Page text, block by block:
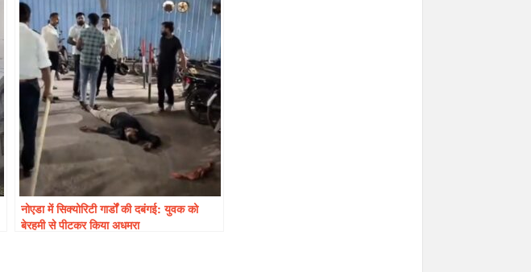
नोएडा में सिक्योरिटी गार्डों की दबंगई: युवक को
बेरहमी से पीटकर किया अधमरा